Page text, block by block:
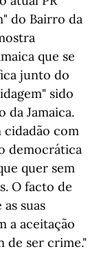
do Bairro da
que se
junto do
sido
da Jamaica.
cidadão com
democrática
quer sem
O facto de
suas
a aceitação
de ser crime."